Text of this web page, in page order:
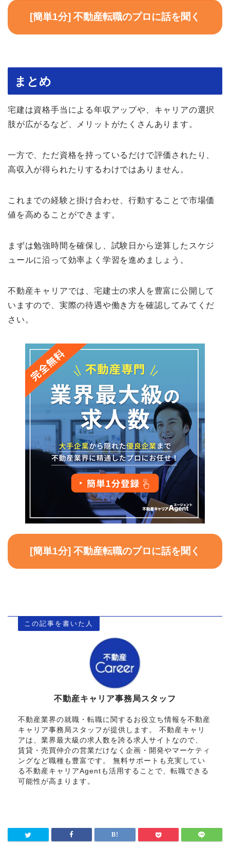
[簡単1分] 不動産転職のプロに話を聞く
まとめ
宅建は資格手当による年収アップや、キャリアの選択
肢が広がるなど、メリットがたくさんあります。
一方で、ただ資格を持っているだけで評価されたり、
高収入が得られたりするわけではありません。
これまでの経験と掛け合わせ、行動することで市場価
値を高めることができます。
まずは勉強時間を確保し、試験日から逆算したスケジ
ュールに沿って効率よく学習を進めましょう。
不動産キャリアでは、宅建士の求人を豊富に公開して
いますので、実際の待遇や働き方を確認してみてくだ
さい。
[簡単1分] 不動産転職のプロに話を聞く
この記事を書いた人
不動産キャリア事務局スタッフ
不動産業界の就職・転職に関するお役立ち情報を不動産
キャリア事務局スタッフが提供します。 不動産キャリ
アは、業界最大級の求人数を誇る求人サイトなので、
賃貸・売買仲介の営業だけなく企画・開発やマーケティ
ングなど職種も豊富です。 無料サポートも充実してい
る不動産キャリアAgentも活用することで、転職できる
可能性が高まります。